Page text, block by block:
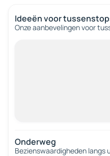
Ideeën voor
Onze aanbevelingen voor
Onderweg
Bezienswaardigheden langs